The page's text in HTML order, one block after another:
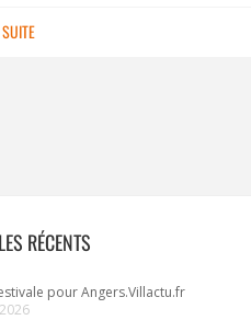
RÉCENTS
pour Angers.Villactu.fr